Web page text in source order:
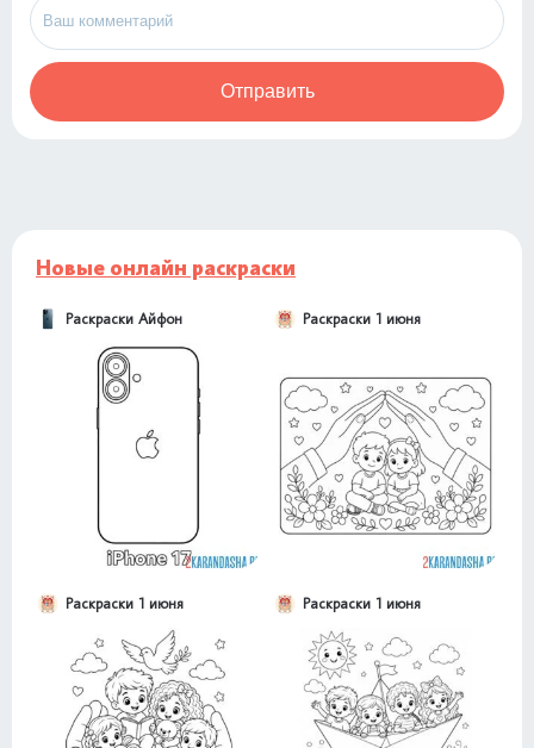
Отправить
Новые онлайн раскраски
Раскраски Айфон Раскраски 1 июня
Раскраски 1 июня Раскраски 1 июня